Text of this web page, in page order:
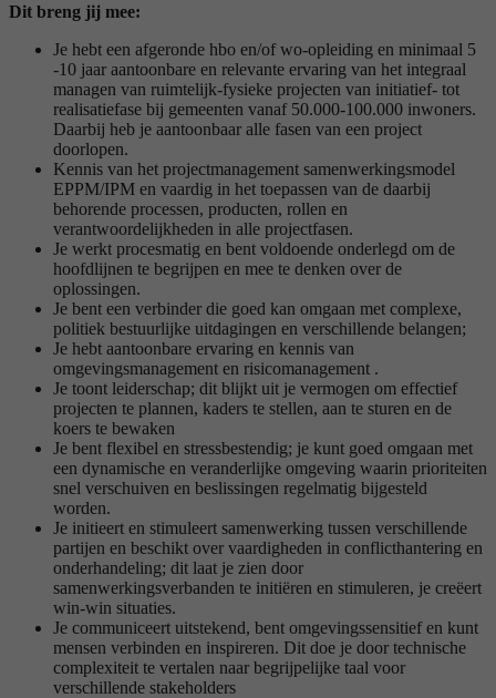
Dit breng jij mee:
Je hebt een afgeronde hbo en/of wo-opleiding en minimaal 5
-10 jaar aantoonbare en relevante ervaring van het integraal
managen van ruimtelijk-fysieke projecten van initiatief- tot
realisatiefase bij gemeenten vanaf 50.000-100.000 inwoners.
Daarbij heb je aantoonbaar alle fasen van een project
doorlopen.
Kennis van het projectmanagement samenwerkingsmodel
EPPM/IPM en vaardig in het toepassen van de daarbij
behorende processen, producten, rollen en
verantwoordelijkheden in alle projectfasen.
Je werkt procesmatig en bent voldoende onderlegd om de
hoofdlijnen te begrijpen en mee te denken over de
oplossingen.
Je bent een verbinder die goed kan omgaan met complexe,
politiek bestuurlijke uitdagingen en verschillende belangen;
Je hebt aantoonbare ervaring en kennis van
omgevingsmanagement en risicomanagement .
Je toont leiderschap; dit blijkt uit je vermogen om effectief
projecten te plannen, kaders te stellen, aan te sturen en de
koers te bewaken
Je bent flexibel en stressbestendig; je kunt goed omgaan met
een dynamische en veranderlijke omgeving waarin prioriteiten
snel verschuiven en beslissingen regelmatig bijgesteld
worden.
Je initieert en stimuleert samenwerking tussen verschillende
partijen en beschikt over vaardigheden in conflicthantering en
onderhandeling; dit laat je zien door
samenwerkingsverbanden te initiëren en stimuleren, je creëert
win-win situaties.
Je communiceert uitstekend, bent omgevingssensitief en kunt
mensen verbinden en inspireren. Dit doe je door technische
complexiteit te vertalen naar begrijpelijke taal voor
verschillende stakeholders